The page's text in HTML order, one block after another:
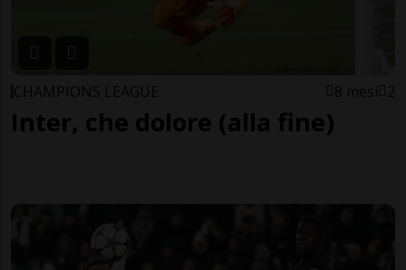
CHAMPIONS LEAGUE 8 mesi 2
Inter, che dolore (alla fine)